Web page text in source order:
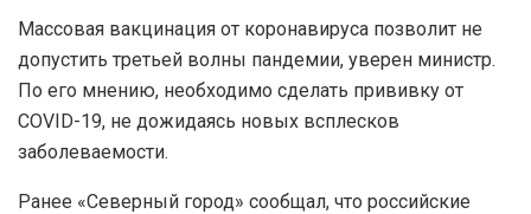
Массовая вакцинация от коронавируса позволит не
допустить третьей волны пандемии, уверен министр.
По его мнению, необходимо сделать прививку от
COVID-19, не дожидаясь новых всплесков
заболеваемости.
Ранее «Северный город» сообщал, что российские